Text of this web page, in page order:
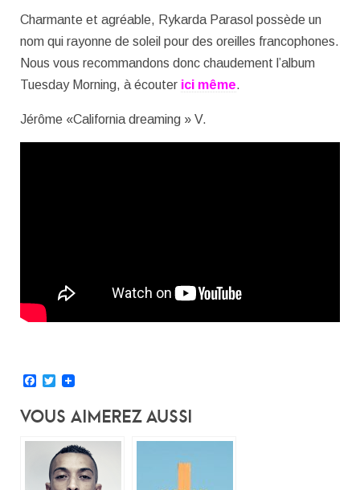
Charmante et agréable, Rykarda Parasol possède un
nom qui rayonne de soleil pour des oreilles francophones.
Nous vous recommandons donc chaudement l’album
Tuesday Morning, à écouter ici même.
Jérôme «California dreaming » V.
Facebook
Twitter
Vous Aimerez Aussi